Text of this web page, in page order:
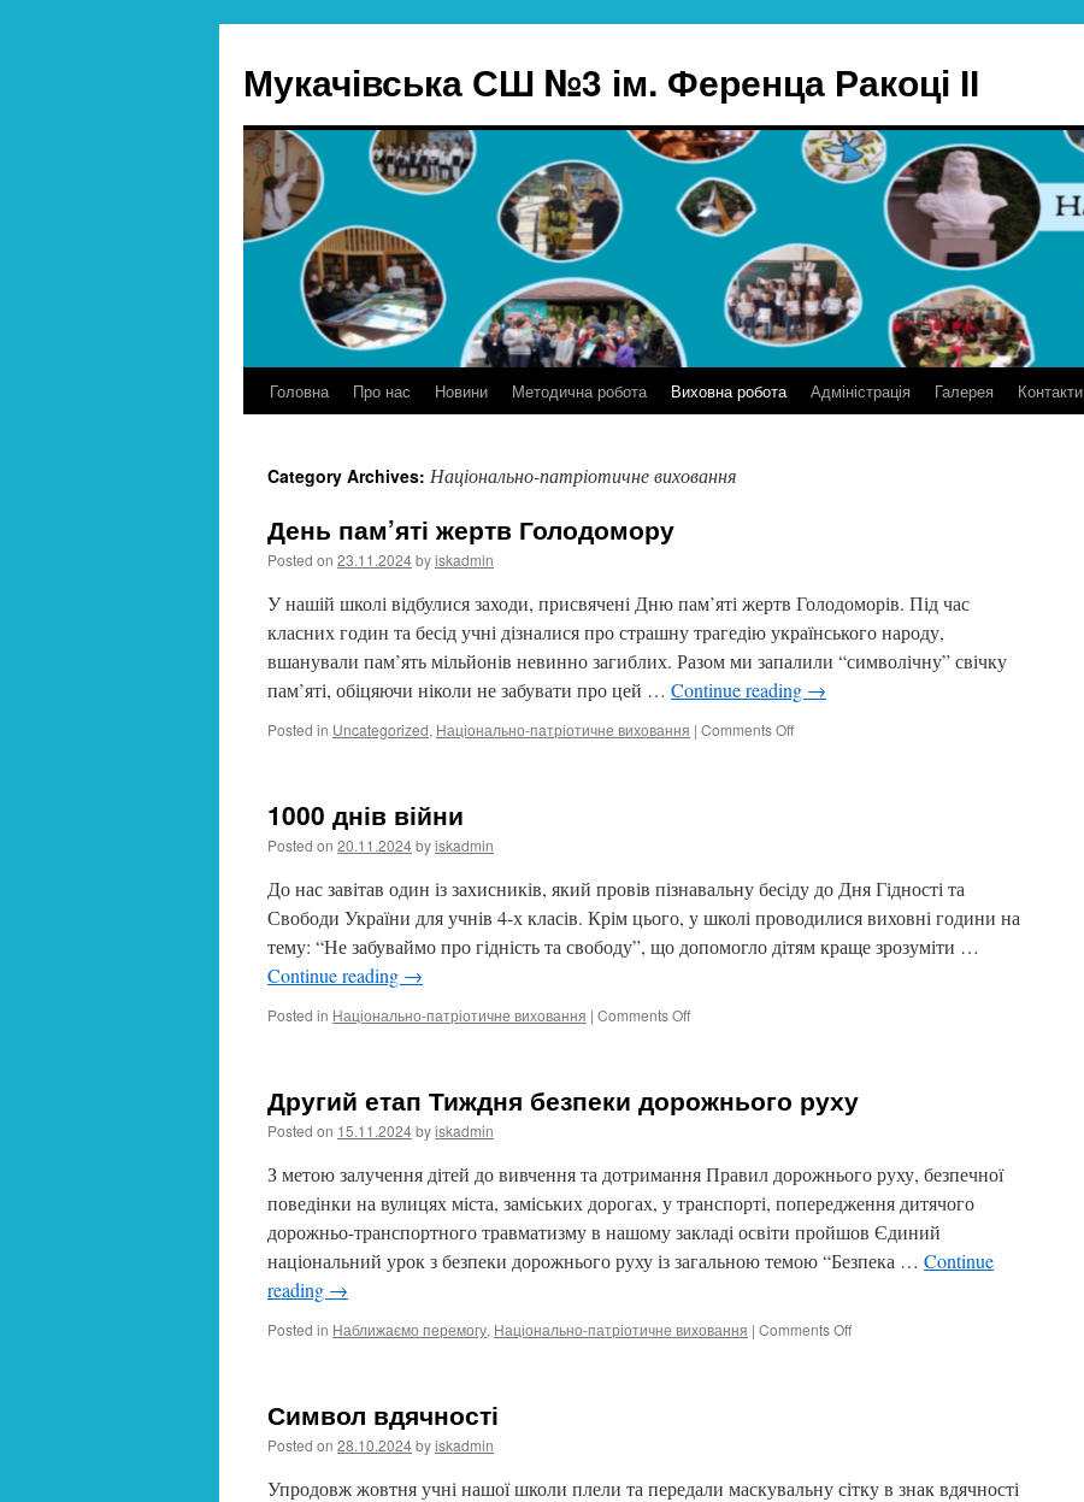
content
Мукачівська СШ №3 ім. Ференца Ракоці ІІ
Головна Про нас Новини Методична робота Виховна робота Адміністрація Галерея Контакти
Category Archives: Національно-патріотичне виховання
День пам’яті жертв Голодомору
Posted on 23.11.2024byiskadmin
У нашій школі відбулися заходи, присвячені Дню пам’яті жертв Голодоморів. Під час
класних годин та бесід учні дізналися про страшну трагедію українського народу,
вшанували пам’ять мільйонів невинно загиблих. Разом ми запалили “символічну” свічку
пам’яті, обіцяючи ніколи не забувати про цей … Continue reading →
Posted in Uncategorized, Національно-патріотичне виховання | Comments Offon
1000 днів війни
Posted on 20.11.2024byiskadmin
До нас завітав один із захисників, який провів пізнавальну бесіду до Дня Гідності та
Свободи України для учнів 4-х класів. Крім цього, у школі проводилися виховні години на
тему: “Не забуваймо про гідність та свободу”, що допомогло дітям краще зрозуміти …
Continue reading →
Posted in Національно-патріотичне виховання | Comments Offon
Другий етап Тиждня безпеки дорожнього руху
Posted on 15.11.2024byiskadmin
З метою залучення дітей до вивчення та дотримання Правил дорожнього руху, безпечної
поведінки на вулицях міста, заміських дорогах, у транспорті, попередження дитячого
дорожньо-транспортного травматизму в нашому закладі освіти пройшов Єдиний
національний урок з безпеки дорожнього руху із загальною темою “Безпека … Continue
reading →
Posted in Наближаємо перемогу, Національно-патріотичне виховання | Comments Offon
Символ вдячності
Posted on 28.10.2024byiskadmin
Упродовж жовтня учні нашої школи плели та передали маскувальну сітку в знак вдячності